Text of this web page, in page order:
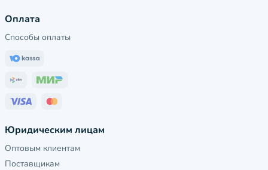
Оплата
Способы оплаты
Юридическим лицам
Оптовым клиентам
Поставщикам